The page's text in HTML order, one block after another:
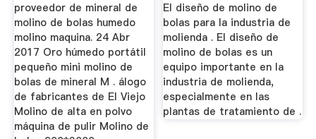
proveedor de mineral de
molino de bolas humedo
molino maquina. 24 Abr
2017 Oro húmedo portátil
pequeño mini molino de
bolas de mineral M . álogo
de fabricantes de El Viejo
Molino de alta en polvo
máquina de pulir Molino de
El diseño de molino de
bolas para la industria de
molienda . El diseño de
molino de bolas es un
equipo importante en la
industria de molienda,
especialmente en las
plantas de tratamiento de .